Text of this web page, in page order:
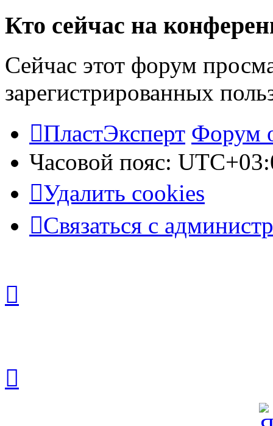
Кто сейчас на
Сейчас этот форум
зарегистрированных
ПластЭксперт Форум
Часовой пояс:
Удалить cookies
Связаться с